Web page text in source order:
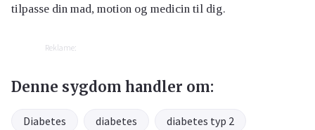
tilpasse din mad, motion og medicin til dig.
Reklame:
Denne sygdom handler om:
Diabetes diabetes diabetes typ 2